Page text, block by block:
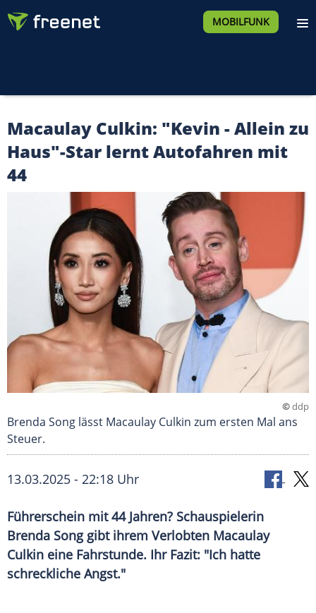
MOBILFUNK
Macaulay Culkin: "Kevin - Allein zu
Haus"-Star lernt Autofahren mit
44
©ddp
Brenda Song lässt Macaulay Culkin zum ersten Mal ans
Steuer.
13.03.2025 - 22:18 Uhr
Führerschein mit 44 Jahren? Schauspielerin
Brenda Song gibt ihrem Verlobten Macaulay
Culkin eine Fahrstunde. Ihr Fazit: "Ich hatte
schreckliche Angst."